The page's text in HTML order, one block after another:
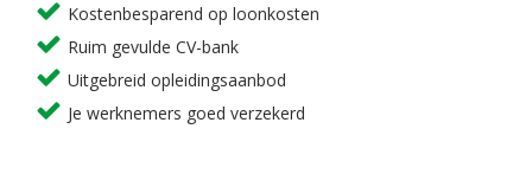
Kostenbesparend op loonkosten
Ruim gevulde CV-bank
Uitgebreid opleidingsaanbod
Je werknemers goed verzekerd